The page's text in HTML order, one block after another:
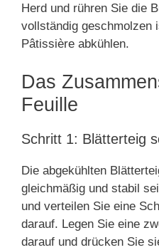
Herd und rühren Sie die
vollständig geschmolzen
Pâtissière abkühlen.
Das
Feuille
Schritt 1: Blätterteig
Die abgekühlten
gleichmäßig und stabil
und verteilen Sie eine
darauf. Legen Sie eine
darauf und drücken Sie